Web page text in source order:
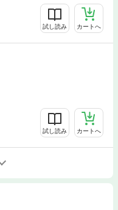
試し読み カートへ
試し読み カートへ